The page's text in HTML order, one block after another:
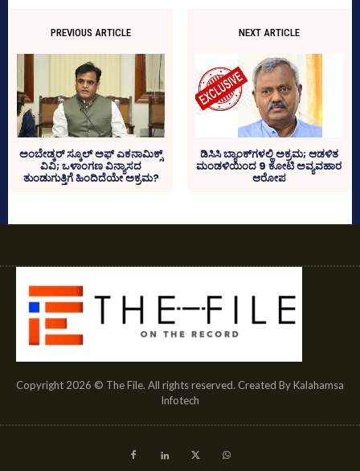
PREVIOUS ARTICLE
ಅಂಬೇಡ್ಕರ್‌ ಸ್ಕೂಲ್‌ ಅಫ್ ಎಕನಾಮಿಕ್ಸ್‌
ವಿವಿ; ಒಳಾಂಗಣ ವಿನ್ಯಾಸದ
ತುಂಡುಗುತ್ತಿಗೆ ಹಿಂದಿದೆಯೇ ಅಕ್ರಮ?
NEXT ARTICLE
ಡಿಸಿಸಿ ಬ್ಯಾಂಕ್‌ಗಳಲ್ಲಿ ಅಕ್ರಮ; ಆಡಳಿತ
ಮಂಡಳಿಯಿಂದ 9 ಕೋಟಿ ಅವ್ಯವಹಾರ
ಆರೋಪ
Copyright 2026 © The File. All rights reserved. Created By Kalahamsa
Infotech